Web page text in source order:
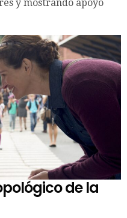
y mostrando apoyo
de la